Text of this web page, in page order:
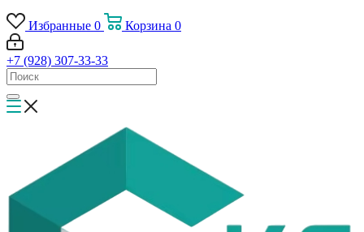
Избранные 0 Корзина 0
+7 (928) 307-33-33